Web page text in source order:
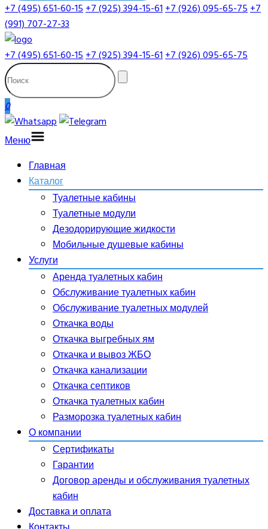
+7 (495) 651-60-15+7 (925) 394-15-61+7 (926) 095-65-75+7
(991) 707-27-33
+7 (495) 651-60-15+7 (925) 394-15-61+7 (926) 095-65-75
0
Меню
Главная
Каталог
Туалетные кабины
Туалетные модули
Дезодорирующие жидкости
Мобильные душевые кабины
Услуги
Аренда туалетных кабин
Обслуживание туалетных кабин
Обслуживание туалетных модулей
Откачка воды
Откачка выгребных ям
Откачка и вывоз ЖБО
Откачка канализации
Откачка септиков
Откачка туалетных кабин
Разморозка туалетных кабин
О компании
Сертификаты
Гарантии
Договор аренды и обслуживания туалетных
кабин
Доставка и оплата